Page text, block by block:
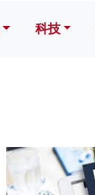
科技